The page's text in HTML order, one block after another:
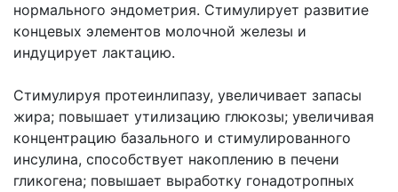
нормального эндометрия. Стимулирует развитие
концевых элементов молочной железы и
индуцирует лактацию.
Стимулируя протеинлипазу, увеличивает запасы
жира; повышает утилизацию глюкозы; увеличивая
концентрацию базального и стимулированного
инсулина, способствует накоплению в печени
гликогена; повышает выработку гонадотропных